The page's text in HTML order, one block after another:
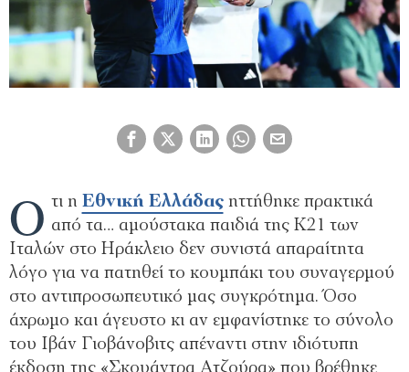
Ό τι η Εθνική Ελλάδαςηττήθηκε πρακτικά
από τα… αμούστακα παιδιά της Κ21 των
Ιταλών στο Ηράκλειο δεν συνιστά απαραίτητα
λόγο για να πατηθεί το κουμπάκι του συναγερμού
στο αντιπροσωπευτικό μας συγκρότημα. Όσο
άχρωμο και άγευστο κι αν εμφανίστηκε το σύνολο
του Ιβάν Γιοβάνοβιτς απέναντι στην ιδιότυπη